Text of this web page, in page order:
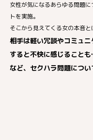
女性が気になるあらゆる問題
トを実施。
そこから見えてくる女の本音と
相手は軽い冗談やコミュ
すると不快に感じること
など、セクハラ問題につい